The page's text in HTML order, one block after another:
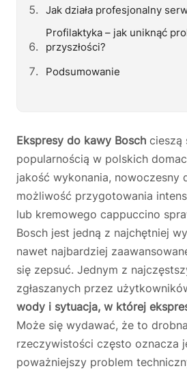
Jak działa profesjonalny
Profilaktyka – jak uniknąć
przyszłości?
Podsumowanie
Ekspresy do kawy Bosch cieszą
popularnością w polskich
jakość wykonania, nowoczesny
możliwość przygotowania
lub kremowego cappuccino
Bosch jest jedną z najchętniej
nawet najbardziej
się zepsuć. Jednym z
zgłaszanych przez
wody i sytuacja, w której
Może się wydawać, że to
rzeczywistości często oznacza
poważniejszy problem